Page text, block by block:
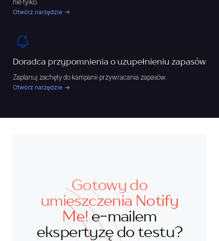
nie tylko.
Otwórz narzędzie
Doradca przypomnienia o uzupełnieniu zapasów
Zaplanuj zachęty do kampanii przywracania zapasów.
Otwórz narzędzie
Gotowy do
umieszczenia Notify
Me! e-mailem
ekspertyzę do testu?